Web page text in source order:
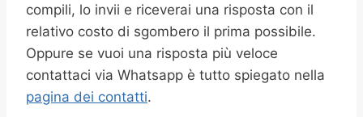
compili, lo invii e riceverai una risposta con il
relativo costo di sgombero il prima possibile.
Oppure se vuoi una risposta più veloce
contattaci via Whatsapp è tutto spiegato nella
pagina dei contatti.